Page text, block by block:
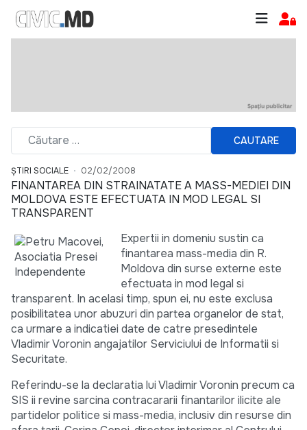
CAUTARE
ȘTIRI SOCIALE 02/02/2008
FINANTAREA DIN STRAINATATE A MASS-MEDIEI DIN
MOLDOVA ESTE EFECTUATA IN MOD LEGAL SI
TRANSPARENT
Expertii in domeniu sustin ca
finantarea mass-media din R.
Moldova din surse externe este
efectuata in mod legal si
transparent. In acelasi timp, spun ei, nu este exclusa
posibilitatea unor abuzuri din partea organelor de stat,
ca urmare a indicatiei date de catre presedintele
Vladimir Voronin angajatilor Serviciului de Informatii si
Securitate.
Referindu-se la declaratia lui Vladimir Voronin precum ca
SIS ii revine sarcina contracararii finantarilor ilicite ale
partidelor politice si mass-media, inclusiv din resurse din